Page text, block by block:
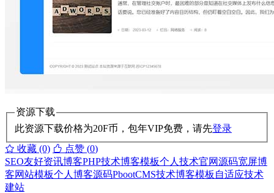
资源下载
此资源下载价格为20F币，包年VIP免费，请先登录
收藏 (0)
点赞 (0)
SEO友好资讯博客PHP技术博客模板个人技术官网源码宽屏博
客网站模板个人博客源码PbootCMS技术博客模板 自适应技术
建站